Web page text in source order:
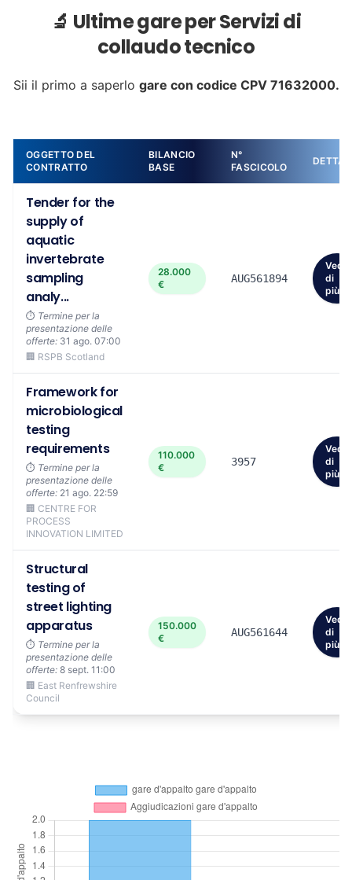
🔬 Ultime gare per Servizi di
collaudo tecnico
Sii il primo a saperlo gare con codice CPV 71632000.
OGGETTO DEL
CONTRATTO
BILANCIO
BASE
N°
FASCICOLO
Tender for the
supply of
aquatic
invertebrate
sampling
analy...
⏱️ Termine per la
presentazione delle
offerte: 31 ago. 07:00
🏢 RSPB Scotland
28.000
€
AUG561894
Vedi
di
più
Framework for
microbiological
testing
requirements
⏱️ Termine per la
presentazione delle
offerte: 21 ago. 22:59
🏢 CENTRE FOR
PROCESS
INNOVATION LIMITED
110.000
€
3957
Vedi
di
più
Structural
testing of
street lighting
apparatus
⏱️ Termine per la
presentazione delle
offerte: 8 sept. 11:00
🏢 East Renfrewshire
Council
150.000
€
AUG561644
Vedi
di
più